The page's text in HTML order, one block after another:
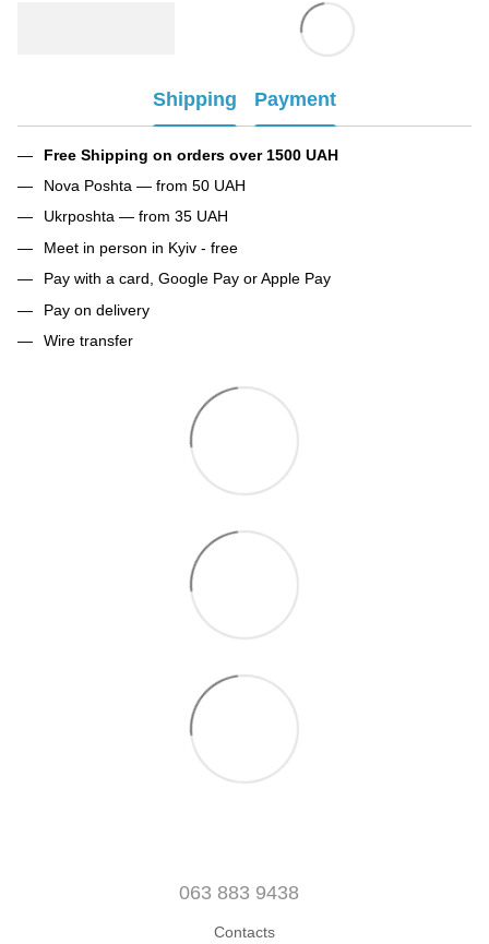
Shipping Payment
Free Shipping on orders over 1500 UAH
Nova Poshta — from 50 UAH
Ukrposhta — from 35 UAH
Meet in person in Kyiv - free
Pay with a card, Google Pay or Apple Pay
Pay on delivery
Wire transfer
063 883 9438
Contacts